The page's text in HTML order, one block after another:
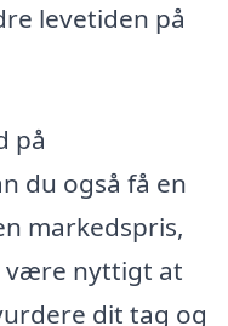
levetiden på
på
du også få en
markedspris,
være nyttigt at
dit tag og